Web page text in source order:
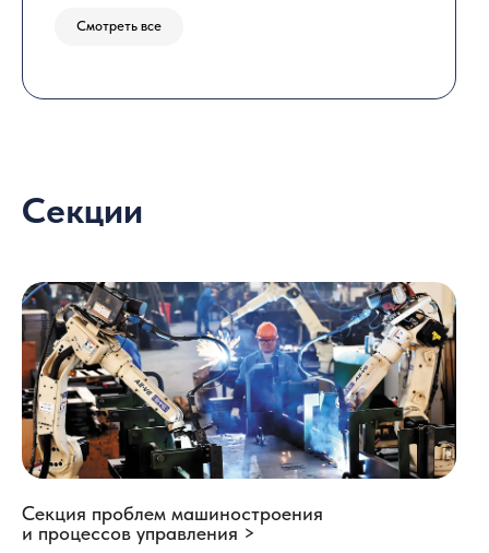
Смотреть все
Секции
Секция проблем машиностроения
и процессов управления >